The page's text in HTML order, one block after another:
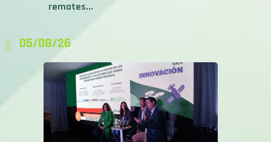
remates...
05/08/26